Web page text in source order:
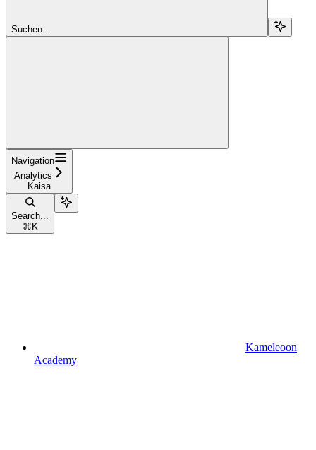
Suchen...
Navigation
Analytics
Kaisa
Search...
⌘ K
Kameleoon
Academy